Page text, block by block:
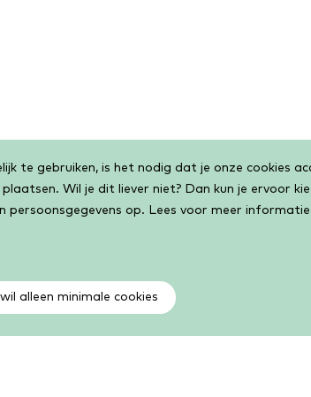
te gebruiken, is het nodig dat je onze cookies
Wil je dit liever niet? Dan kun je ervoor
persoonsgegevens op. Lees voor meer
wil alleen minimale cookies